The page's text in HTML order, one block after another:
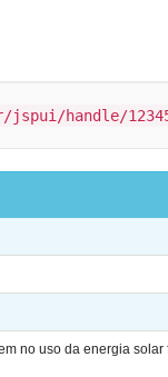
handle/
no uso da energia